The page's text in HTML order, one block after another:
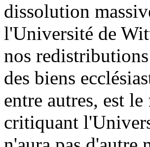
dissolution
l'Université de
nos
des biens
entre autres, est
critiquant